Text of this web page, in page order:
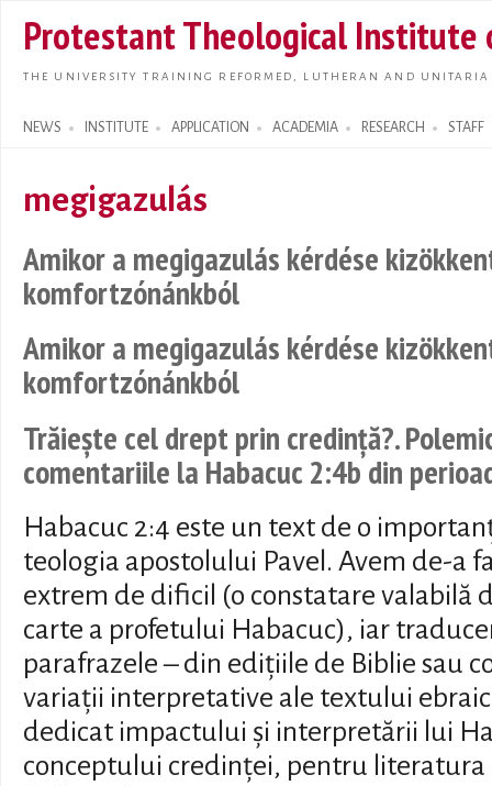
main
Protestant Theological Institute
THE UNIVERSITY TRAINING REFORMED, LUTHERAN AND
NEWS INSTITUTE APPLICATION ACADEMIA RESEARCH STAFF
Search form
megigazulás
Amikor a megigazulás kérdése
komfortzónánkból
Amikor a megigazulás kérdése
komfortzónánkból
Trăiește cel drept prin credință?.
comentariile la Habacuc 2:4b din
Habacuc 2:4 este un text de o
teologia apostolului Pavel. Avem de-a
extrem de dificil (o constatare valabilă
carte a profetului Habacuc), iar
parafrazele – din edițiile de Biblie sau
variații interpretative ale textului
dedicat impactului și interpretării lui
conceptului credinței, pentru literatura